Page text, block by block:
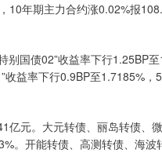
年期主力合约涨0.02%报
国债02”收益率下行1.25BP
益率下行0.9BP至1.7185%，
元。大元转债、丽岛转债、
。开能转债、高测转债、海波